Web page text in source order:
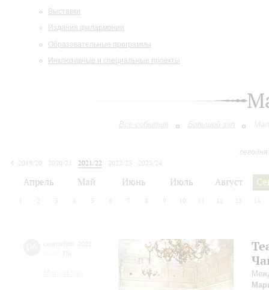
Выставки
Издания филармонии
Образовательные программы
Инклюзивные и специальные проекты
Все события Большой зал
2019/20
2020/21 2021/22 2022/23
2023/24
Апрель Май Июнь Июль Август
2 3 4 5 6 7 8 9 10 11 12 13 14